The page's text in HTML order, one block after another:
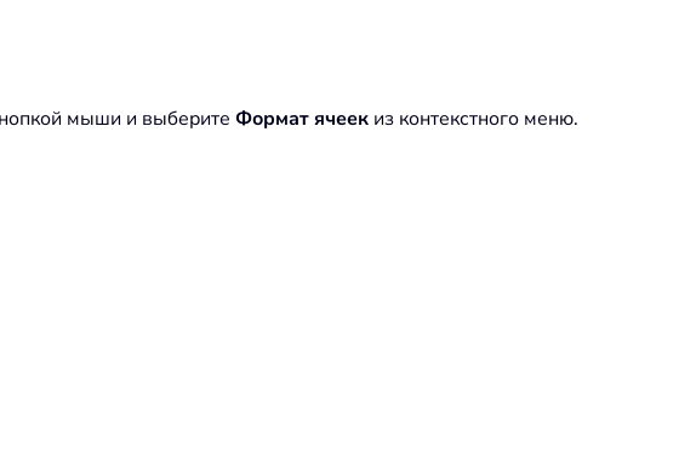
мыши и выберите Формат ячеек из контекстного меню.